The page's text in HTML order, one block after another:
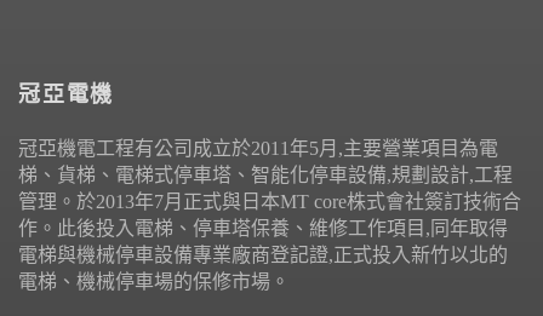
冠亞電機
冠亞機電工程有公司成立於2011年5月,主要營業項目為電
梯、貨梯、電梯式停車塔、智能化停車設備,規劃設計,工程
管理。於2013年7月正式與日本MT core株式會社簽訂技術合
作。此後投入電梯、停車塔保養、維修工作項目,同年取得
電梯與機械停車設備專業廠商登記證,正式投入新竹以北的
電梯、機械停車場的保修市場。